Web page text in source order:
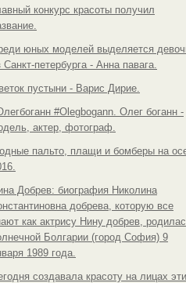
конкурс красоты получил
юных моделей выделяется
Санкт-петербурга - Анна павага.
пустыни - Варис Дирие.
#Olegbogann. Олег боганн -
актер, фотограф.
пальто, плащи и бомберы на
Добрев: биография Николина
добрева, которую все
как актрису Нину добрев,
Болгарии (город София) 9
1989 года.
создавала красоту на лицах